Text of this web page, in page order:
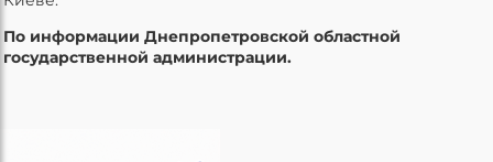
По информации Днепропетровской областной
государственной администрации.